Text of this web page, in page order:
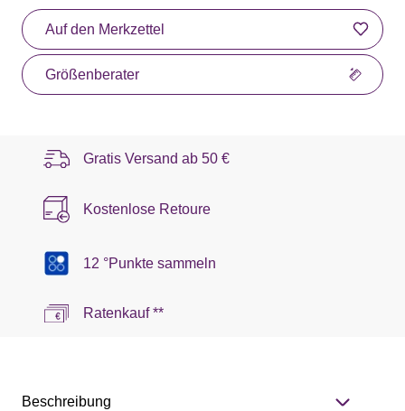
Auf den Merkzettel
Größenberater
Gratis Versand ab 50 €
Kostenlose Retoure
12 °Punkte sammeln
Ratenkauf **
Beschreibung